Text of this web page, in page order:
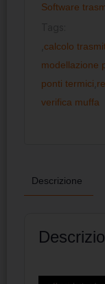
Software
calcolo
modellazione
ponti termici
verifica muffa
Descrizione